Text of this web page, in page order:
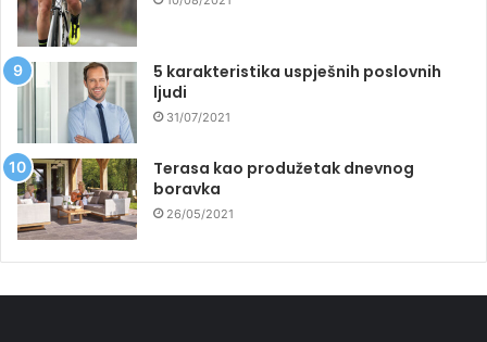
5 karakteristika uspješnih poslovnih
ljudi
31/07/2021
Terasa kao produžetak dnevnog
boravka
26/05/2021